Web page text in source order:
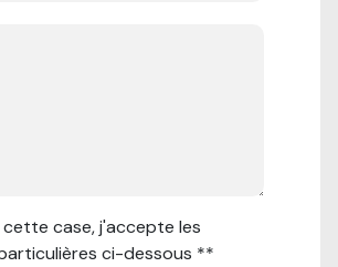
case, j'accepte les
ci-dessous **